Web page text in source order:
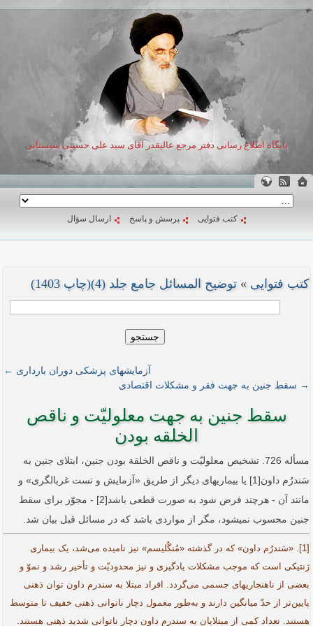
پایگاه اطلاع رسانی دفتر مرجع عالیقدر آقای سید علی حسینی سیستانی
کتب فتوایی پرسش و پاسخ ارسال سؤال
کتب فتوایی » توضیح المسائل جامع جلد (4)(چاپ 1403)
جستجو
آزمایش­های پزشکی دوران بارداری ←
→ سقط جنین به جهت فقر و مشکلات اقتصادی
سقط جنین به جهت معلولیّت و ناقص
الخلقه بودن
مسأله 726. تشخیص معلولیّت و ناقص الخلقة بودن جنین، ابتلای جنین به
سَندرُم داون[1] یا بیماری­های دیگر از طریق «آزمایش و تست غربالگری» و
مانند آن - هرچند فرض شود به صورت قطعی باشد[2] - مجوّز برای سقط
جنین محسوب نمی­شود، مگر از مواردی باشد که در مسائل قبل بیان شد.
[1]. «سَندرُم داون» که در گذشته «مُنگُلیسم» نیز نامیده می‌شد، یک بیماری
ژنتیکی است که موجب مشکلات یادگیری و نیز محدودیّت و تأخیر رشد و نموّ و
بعضی از ناهنجاری­های جسمی می‌گردد. افراد مبتلا به سندرم داون توان ذهنی
پایین‌تر از حدّ میانگین دارند و به‌طور معمول دچار ناتوانی ذهنی خفیف تا متوسط
هستند. تعداد کمی از مبتلایان به سندرم داون دچار ناتوانی شدید ذهنی هستند.